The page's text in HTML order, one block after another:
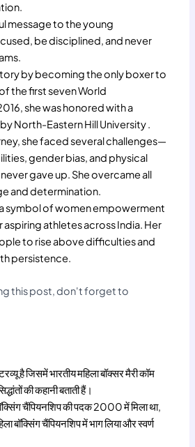
message to the young
be disciplined, and never
by becoming the only boxer to
the first seven World
she was honored with a
North-Eastern Hill University .
she faced several challenges—
gender bias, and physical
gave up. She overcame all
and determination.
a symbol of women empowerment
aspiring athletes across India. Her
to rise above difficulties and
persistence.
this post, don't forget to
है जिसमें भारतीय महिला बॉक्सर मैरी कॉम
की कहानी बताती हैं।
चैंपियनशिप की पदक 2000 में मिला था,
बॉक्सिंग चैंपियनशिप में भाग लिया और स्वर्ण